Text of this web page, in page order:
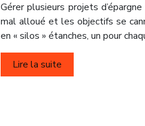
Gérer plusieurs projets
mal alloué et les objectifs se
en « silos » étanches, un pour
Lire la suite